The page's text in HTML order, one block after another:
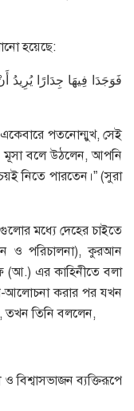
হয়েছে:
فَوَجَدَا فِيهَا جِدَارًا
একেবারে পতনোন্মুখ, সেই
মূসা বলে উঠলেন, আপনি
নিতে পারতেন।” (সুরা
মধ্যে দেহের চাইতে
ও পরিচালনা), কুরআন
(আ.) এর কাহিনীতে বলা
আলোচনা করার পর যখন
তখন তিনি বললেন,
বিশ্বাসভাজন ব্যক্তিরূপে